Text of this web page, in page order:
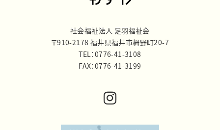
社会福祉法人 足羽福祉会
〒910-2178 福井県福井市栂野町20-7
TEL：0776-41-3108
FAX：0776-41-3199